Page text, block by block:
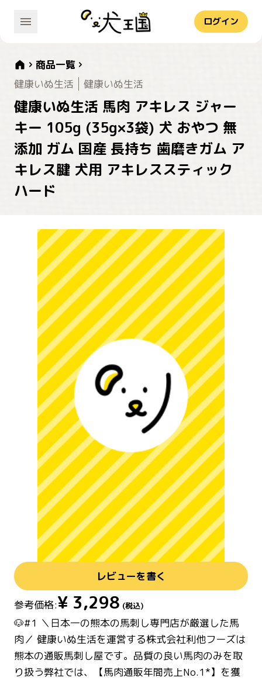
ログイン
商品一覧
健康いぬ生活
健康いぬ生活
健康いぬ生活 馬肉 アキレス ジャー
キー 105g (35g×3袋) 犬 おやつ 無
添加 ガム 国産 長持ち 歯磨きガム ア
キレス腱 犬用 アキレススティック
ハード
レビューを書く
参考価格:¥ 3,298 (税込)
🐶#1 ＼日本一の熊本の馬刺し専門店が厳選した馬
肉／ 健康いぬ生活を運営する株式会社利他フーズは
熊本の通販馬刺し屋です。品質の良い馬肉のみを取
り扱う弊社では、【馬肉通販年間売上No.1*】を獲